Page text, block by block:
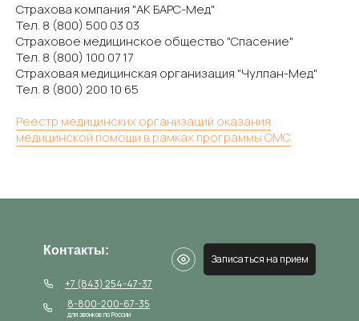
Страхова компания "АК БАРС-Мед"
Тел. 8 (800) 500 03 03
Страховое медицинское общество "Спасение"
Тел. 8 (800) 100 07 17
Страховая медицинская организация "Чулпан-Мед"
Тел. 8 (800) 200 10 65
Реестр медицинских организаций оказания
медицинской помощи в рамках программы ОМС
Записаться на прием
Контакты:
+7 (843) 254-47-37
для звонков по России
8-800-200-67-35